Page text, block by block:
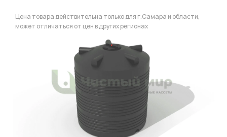
Цена товара действительна только для г.Самара и области,
может отличаться от цен в других регионах